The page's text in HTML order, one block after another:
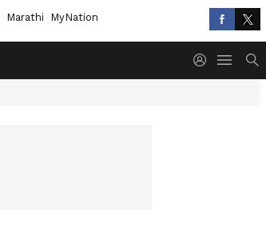
Marathi MyNation